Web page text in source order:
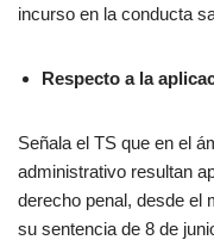
incurso en la conducta
Respecto a la
Señala el TS que en el
administrativo resultan
derecho penal, desde el
su sentencia de 8 de